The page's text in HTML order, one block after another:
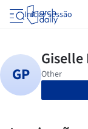
Iniciar sessão